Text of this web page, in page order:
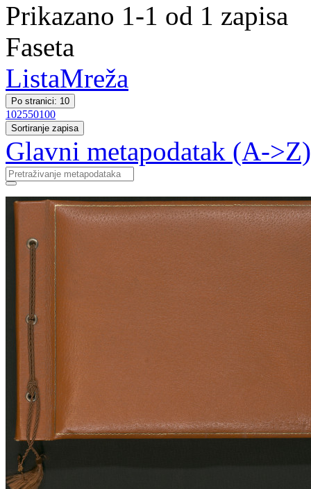
Prikazano 1-1 od 1 zapisa
Faseta
ListaMreža
Po stranici: 10
102550100
Sortiranje zapisa
Glavni metapodatak (A->Z)